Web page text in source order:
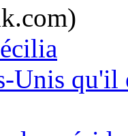
Unis qu'il